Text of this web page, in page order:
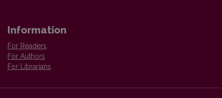
Information
For Readers
For Authors
For Librarians